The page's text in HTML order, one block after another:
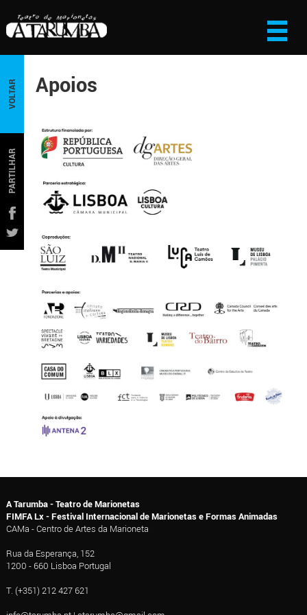
VOLTAR
PARTILHAR
Apoios
A Tarumba - Teatro de Marionetas
FIMFA Lx - Festival Internacional de Marionetas e Formas Animadas
CAMa - Centro de Artes da Marioneta
Rua da Esperança, 152
1200 - 660 Lisboa Portugal
T. (+351) 212 427 621